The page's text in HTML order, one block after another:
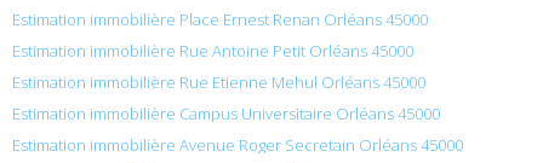
Estimation immobilière Place Ernest Renan Orléans 45000
Estimation immobilière Rue Antoine Petit Orléans 45000
Estimation immobilière Rue Etienne Mehul Orléans 45000
Estimation immobilière Campus Universitaire Orléans 45000
Estimation immobilière Avenue Roger Secretain Orléans 45000